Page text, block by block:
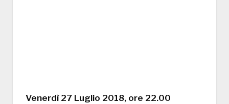
Venerdì 27 Luglio 2018, ore 22.00